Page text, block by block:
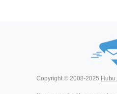
Copyright © 2008-2025